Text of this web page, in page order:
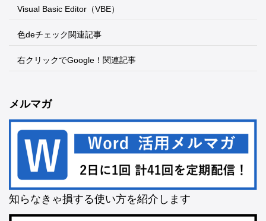
Visual Basic Editor（VBE）
色deチェック関連記事
右クリックでGoogle！関連記事
メルマガ
知らなきゃ損する使い方を紹介します